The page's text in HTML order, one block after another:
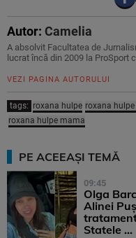
Autor: Camelia
A absolvit Facultatea de
lucrat încă din 2009 la ProSport
VEZI PAGINA AUTORULUI
tags: roxana hulpe roxana
roxana hulpe mama
PE ACEEAȘI TEMĂ
09:45
Olga
Alinei
Statele ...